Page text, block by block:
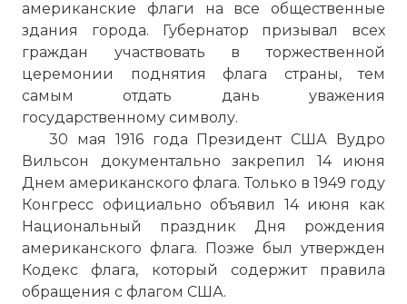
американские флаги на все общественные
здания города. Губернатор призывал всех
граждан участвовать в торжественной
церемонии поднятия флага страны, тем
самым отдать дань уважения
государственному символу.
30 мая 1916 года Президент США Вудро
Вильсон документально закрепил 14 июня
Днем американского флага. Только в 1949 году
Конгресс официально объявил 14 июня как
Национальный праздник Дня рождения
американского флага. Позже был утвержден
Кодекс флага, который содержит правила
обращения с флагом США.